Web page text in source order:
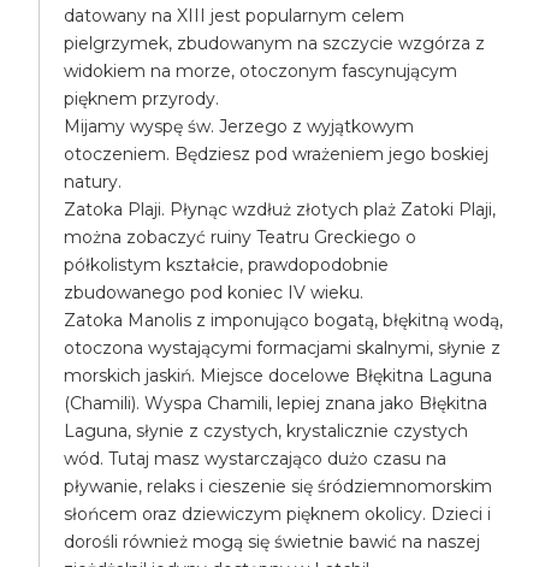
datowany na XIII jest popularnym celem
pielgrzymek, zbudowanym na szczycie wzgórza z
widokiem na morze, otoczonym fascynującym
pięknem przyrody.
Mijamy wyspę św. Jerzego z wyjątkowym
otoczeniem. Będziesz pod wrażeniem jego boskiej
natury.
Zatoka Plaji. Płynąc wzdłuż złotych plaż Zatoki Plaji,
można zobaczyć ruiny Teatru Greckiego o
półkolistym kształcie, prawdopodobnie
zbudowanego pod koniec IV wieku.
Zatoka Manolis z imponująco bogatą, błękitną wodą,
otoczona wystającymi formacjami skalnymi, słynie z
morskich jaskiń. Miejsce docelowe Błękitna Laguna
(Chamili). Wyspa Chamili, lepiej znana jako Błękitna
Laguna, słynie z czystych, krystalicznie czystych
wód. Tutaj masz wystarczająco dużo czasu na
pływanie, relaks i cieszenie się śródziemnomorskim
słońcem oraz dziewiczym pięknem okolicy. Dzieci i
dorośli również mogą się świetnie bawić na naszej